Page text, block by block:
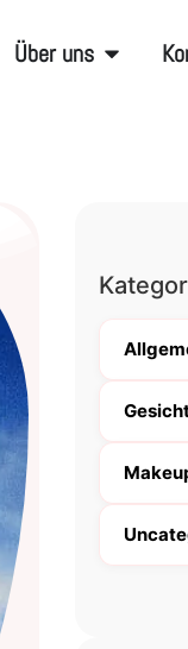
Über uns